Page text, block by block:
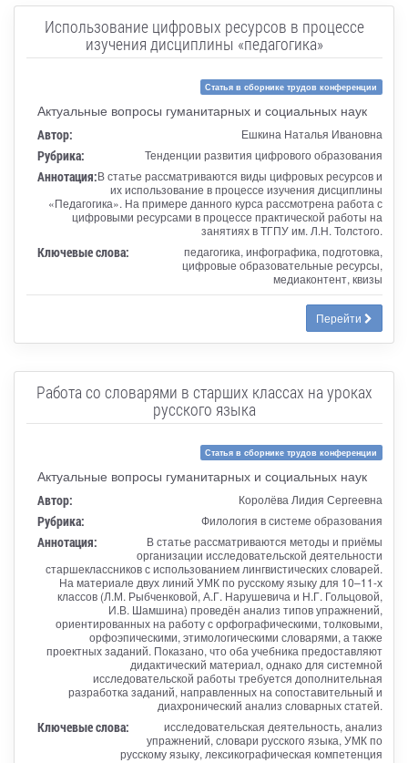
Использование цифровых ресурсов в процессе
изучения дисциплины «педагогика»
Статья в сборнике трудов конференции
Актуальные вопросы гуманитарных и социальных наук
Автор: Ешкина Наталья Ивановна
Рубрика: Тенденции развития цифрового образования
Аннотация:В статье рассматриваются виды цифровых ресурсов и
их использование в процессе изучения дисциплины
«Педагогика». На примере данного курса рассмотрена работа с
цифровыми ресурсами в процессе практической работы на
занятиях в ТГПУ им. Л.Н. Толстого.
Ключевые слова:
педагогика, инфографика, подготовка,
цифровые образовательные ресурсы,
медиаконтент, квизы
Перейти
Работа со словарями в старших классах на уроках
русского языка
Статья в сборнике трудов конференции
Актуальные вопросы гуманитарных и социальных наук
Автор: Королёва Лидия Сергеевна
Рубрика: Филология в системе образования
Аннотация:
В статье рассматриваются методы и приёмы
организации исследовательской деятельности
старшеклассников с использованием лингвистических словарей.
На материале двух линий УМК по русскому языку для 10–11-х
классов (Л.М. Рыбченковой, А.Г. Нарушевича и Н.Г. Гольцовой,
И.В. Шамшина) проведён анализ типов упражнений,
ориентированных на работу с орфографическими, толковыми,
орфоэпическими, этимологическими словарями, а также
проектных заданий. Показано, что оба учебника предоставляют
дидактический материал, однако для системной
исследовательской работы требуется дополнительная
разработка заданий, направленных на сопоставительный и
диахронический анализ словарных статей.
Ключевые слова:
исследовательская деятельность, анализ
упражнений, словари русского языка, УМК по
русскому языку, лексикографическая компетенция